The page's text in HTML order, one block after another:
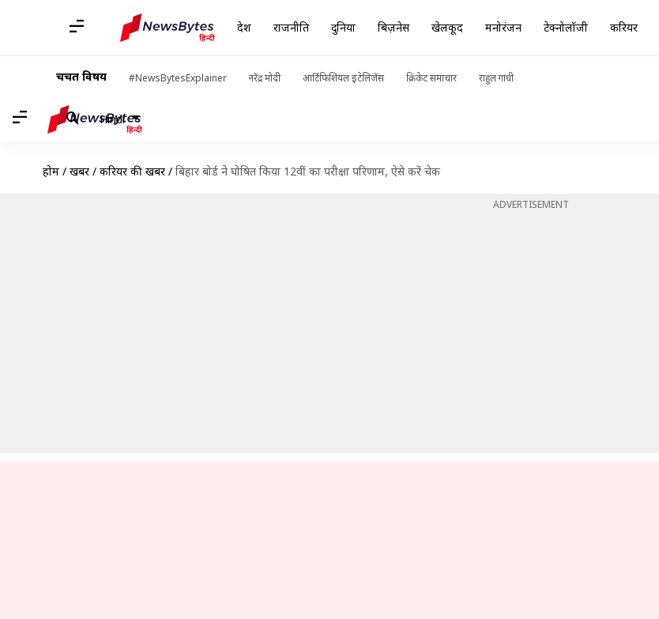
देश राजनीति दुनिया बिज़नेस खेलकूद मनोरंजन टेक्नोलॉजी करियर
चर्चित विषय #NewsBytesExplainer नरेंद्र मोदी आर्टिफिशियल इंटेलिजेंस क्रिकेट समाचार राहुल गांधी
Hindi
होम / खबरें / करियर की खबरें / बिहार बोर्ड ने घोषित किया 12वीं का परीक्षा परिणाम, ऐसे करें चेक
ADVERTISEMENT